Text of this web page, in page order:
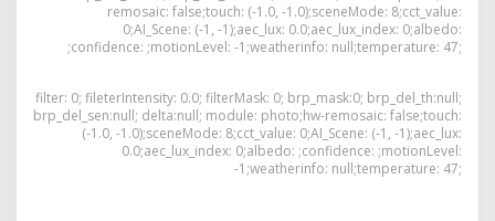
h
M
1
N
e
g
remosaic: false;touch: (-1.0, -1.0);sceneMode: 8;cct_value:
0;AI_Scene: (-1, -1);aec_lux: 0.0;aec_lux_index: 0;albedo:
;confidence: ;motionLevel: -1;weatherinfo: null;temperature: 47;
filter: 0; fileterIntensity: 0.0; filterMask: 0; brp_mask:0; brp_del_th:null;
brp_del_sen:null; delta:null; module: photo;hw-remosaic: false;touch:
(-1.0, -1.0);sceneMode: 8;cct_value: 0;AI_Scene: (-1, -1);aec_lux:
0.0;aec_lux_index: 0;albedo: ;confidence: ;motionLevel:
-1;weatherinfo: null;temperature: 47;